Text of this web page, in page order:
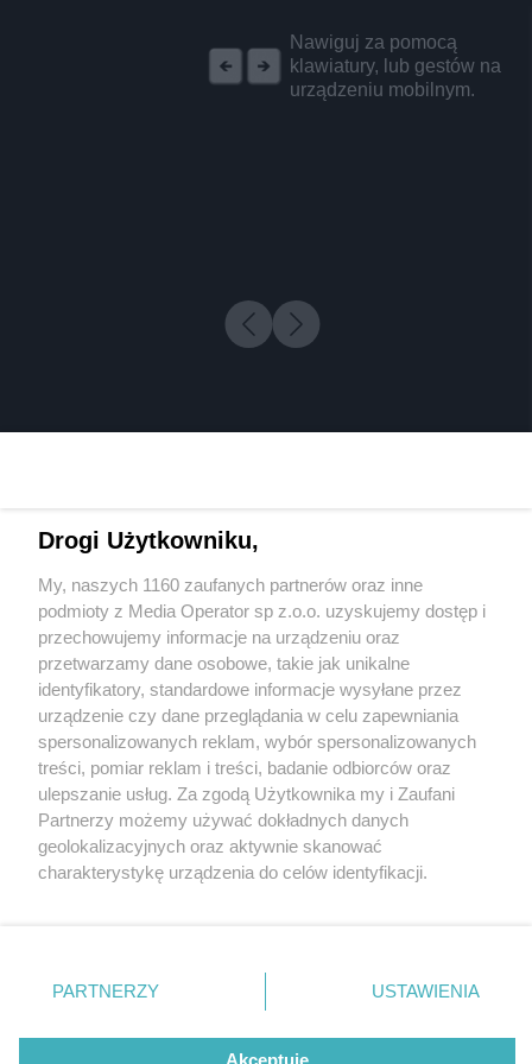
Nawiguj za pomocą
klawiatury, lub gestów na
urządzeniu mobilnym.
1 / 0
Wydawca mediów lokalnych
Nie zapomnij
zapoznać się z:
polityką prywatności regulamin korzystania z portali
Twojemiasto
Piekary Śląskie
Chorzów
Tarnowskie Góry
Gliwice
Skontakuj sięz nami
Kontakt
Wydawca
Redakcja
Drogi Użytkowniku,
My, naszych 1160 zaufanych partnerów oraz inne
podmioty z Media Operator sp z.o.o. uzyskujemy dostęp i
przechowujemy informacje na urządzeniu oraz
przetwarzamy dane osobowe, takie jak unikalne
identyfikatory, standardowe informacje wysyłane przez
urządzenie czy dane przeglądania w celu zapewniania
spersonalizowanych reklam, wybór spersonalizowanych
treści, pomiar reklam i treści, badanie odbiorców oraz
ulepszanie usług. Za zgodą Użytkownika my i Zaufani
Partnerzy możemy używać dokładnych danych
geolokalizacyjnych oraz aktywnie skanować
charakterystykę urządzenia do celów identyfikacji.
zmienić/wycofać klikając przycisk ustawień prywatności
znajdujący się w lewym dolnym rogu strony
rodzaje przetwarzania danych nie wymagają zgody
użytkownika, ale masz prawo sprzeciwić się takiemu
PARTNERZY USTAWIENIA
Akceptuję